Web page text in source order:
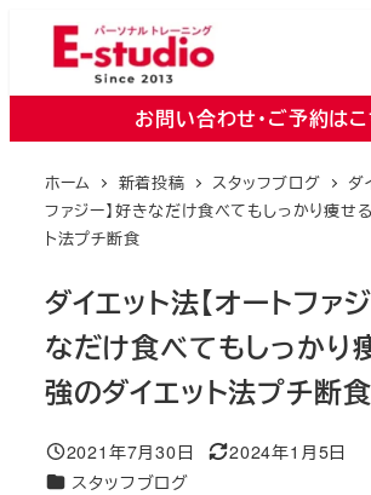
ン
お問い合わせ・ご予約は
ホーム 新着投稿 スタッフブログ
ダ
ファジー】好きなだけ食べてもしっかり痩せ
ト法プチ断食
ダイエット法【オートファ
なだけ食べてもしっかり
強のダイエット法プチ断食
投稿日
2021年7月30日
更新日
2024年1月5日
カテゴリー
スタッフブログ